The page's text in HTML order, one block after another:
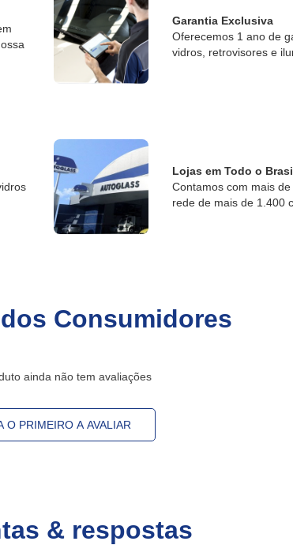
Garantia Exclusiva
Oferecemos 1 ano de
vidros, retrovisores e
Lojas em Todo o
Contamos com mais
rede de mais de 1.400
Consumidores
ainda não tem avaliações
O PRIMEIRO A AVALIAR
& respostas